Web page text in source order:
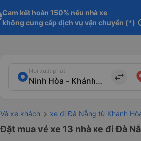
Cam kết hoàn 150% nếu nhà xe
không cung cấp dịch vụ vận chuyển (*)
Nơi xuất phát
import_export
Vé xe khách xe đi Đà Nẵng từ Khánh
Đặt mua vé xe 13 nhà xe đi Đà